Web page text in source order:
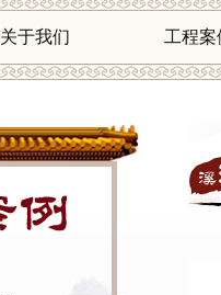
关于我们 工程案